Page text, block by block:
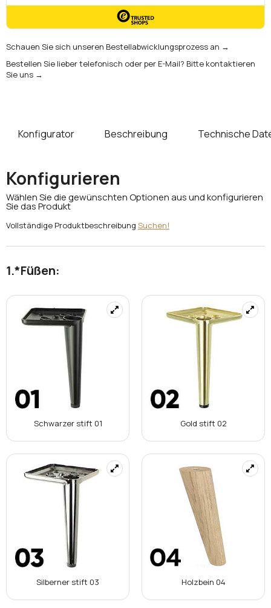
Schauen Sie sich unseren Bestellabwicklungsprozess an →
Bestellen Sie lieber telefonisch oder per E-Mail? Bitte kontaktieren
Sie uns →
Konfigurator Beschreibung Technische
Konfigurieren
Wählen Sie die gewünschten Optionen aus und konfigurieren
Sie das Produkt
Vollständige Produktbeschreibung Suchen!
*Füßen:
Schwarzer stift 01 Gold stift 02
Silberner stift 03 Holzbein 04